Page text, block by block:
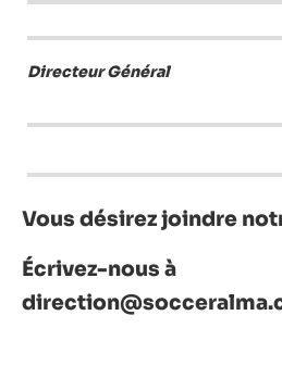
Directeur Général
Vous désirez joindre
Écrivez-nous à